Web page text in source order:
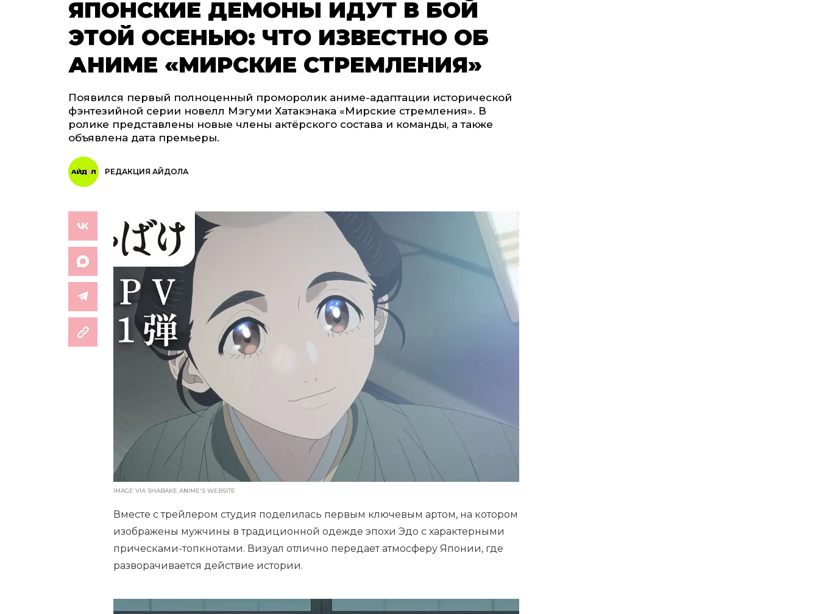
ЯПОНСКИЕ ДЕМОНЫ ИДУТ В БОЙ
ЭТОЙ ОСЕНЬЮ: ЧТО ИЗВЕСТНО ОБ
АНИМЕ «МИРСКИЕ СТРЕМЛЕНИЯ»
Появился первый полноценный проморолик аниме-адаптации исторической
фэнтезийной серии новелл Мэгуми Хатакэнака «Мирские стремления». В
ролике представлены новые члены актёрского состава и команды, а также
объявлена дата премьеры.
РЕДАКЦИЯ АЙДОЛА
IMAGE VIA SHABAKE ANIME'S WEBSITE
Вместе с трейлером студия поделилась первым ключевым артом, на котором
изображены мужчины в традиционной одежде эпохи Эдо с характерными
прическами-топкнотами. Визуал отлично передает атмосферу Японии, где
разворачивается действие истории.